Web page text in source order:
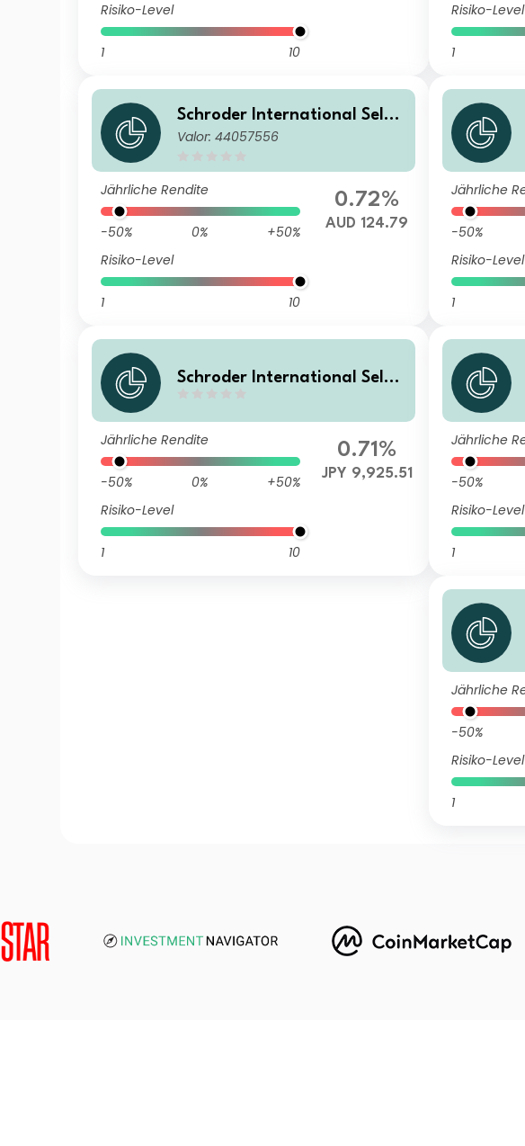
Risiko-Level
1 10
Risiko-Level
1
Schroder International Selec
tion Fund Global Target Ret
ed M
Valor: 44057556
Jährliche Rendite
-50% 0%
+50%
Risiko-Level
1 10
0.72%
AUD 124.79
Jährliche
-50%
Risiko-Level
1
Schroder International Selec
urn U Distribution JPY Hedge
d
Jährliche Rendite
-50% 0%
+50%
Risiko-Level
1 10
0.71%
JPY 9,925.51
Jährliche
-50%
Risiko-Level
1
Jährliche
-50%
Risiko-Level
1